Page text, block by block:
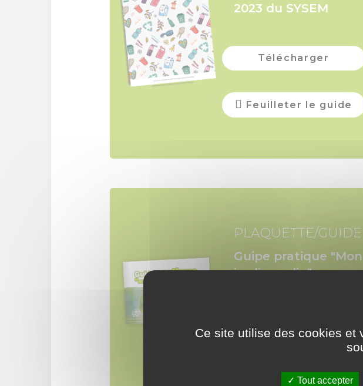
2023 du SYSEM
Feuilleter le guide
Télécharger
PLAQUETTE/GUIDE
Guipe pratique "Mon
jardin malin"
Feuilleter le guide
Ce site utilise des cookies et
Tout accepter